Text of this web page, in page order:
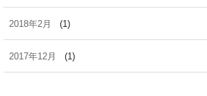
2018年2月 (1)
2017年12月 (1)